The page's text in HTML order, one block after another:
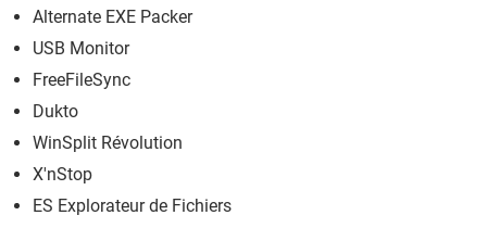
Alternate EXE Packer
USB Monitor
FreeFileSync
Dukto
WinSplit Révolution
X'nStop
ES Explorateur de Fichiers